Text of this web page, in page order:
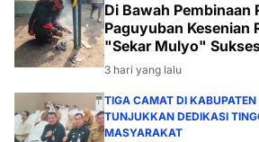
Di Bawah Pembinaan
Paguyuban Kesenian
"Sekar Mulyo"
Desa Payabakal
3 hari yang lalu
TIGA CAMAT DI
TUNJUKKAN DEDIKASI
MASYARAKAT